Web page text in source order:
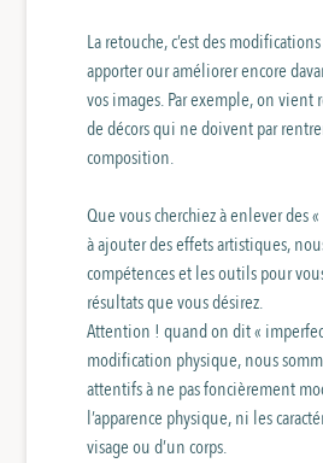
La retouche, c’est des
apporter our améliorer encore
vos images. Par exemple, on
de décors qui ne doivent par
composition.
Que vous cherchiez à enlever des
à ajouter des effets artistiques,
compétences et les outils pour
résultats que vous désirez.
Attention ! quand on dit «
modification physique, nous
attentifs à ne pas foncièrement
l’apparence physique, ni les
visage ou d’un corps.